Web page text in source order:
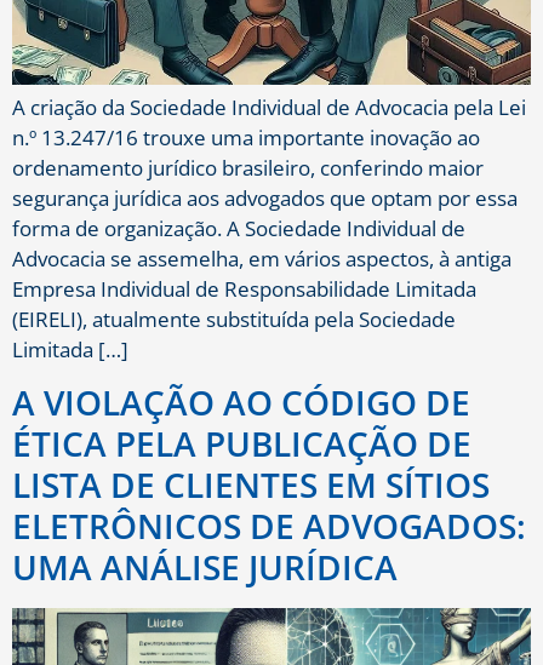
A criação da Sociedade Individual de Advocacia pela Lei
n.º 13.247/16 trouxe uma importante inovação ao
ordenamento jurídico brasileiro, conferindo maior
segurança jurídica aos advogados que optam por essa
forma de organização. A Sociedade Individual de
Advocacia se assemelha, em vários aspectos, à antiga
Empresa Individual de Responsabilidade Limitada
(EIRELI), atualmente substituída pela Sociedade
Limitada […]
A VIOLAÇÃO AO CÓDIGO DE
ÉTICA PELA PUBLICAÇÃO DE
LISTA DE CLIENTES EM SÍTIOS
ELETRÔNICOS DE ADVOGADOS:
UMA ANÁLISE JURÍDICA